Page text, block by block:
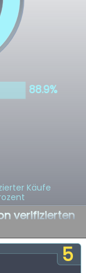
Käufe
verifizierten
5